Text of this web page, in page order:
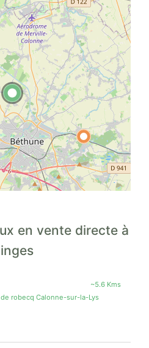
en vente directe à
~5.6 Kms
robecq Calonne-sur-la-Lys